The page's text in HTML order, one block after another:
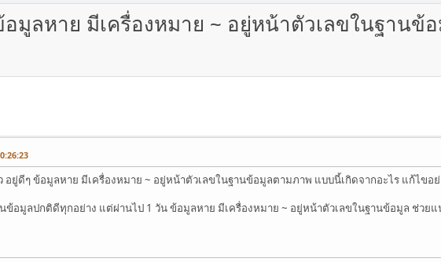
อมูลหาย มีเครื่องหมาย ~ อยู่หน้าตัวเลขในฐานข้
อยู่ดีๆ ข้อมูลหาย มีเครื่องหมาย ~ อยู่หน้าตัวเลขในฐานข้อมูลตามภาพ แบบนี้เกิดจากอะไร แก้ไขอ
ข้อมูลปกติดีทุกอย่าง แต่ผ่านไป 1 วัน ข้อมูลหาย มีเครื่องหมาย ~ อยู่หน้าตัวเลขในฐานข้อมูล ช่วย